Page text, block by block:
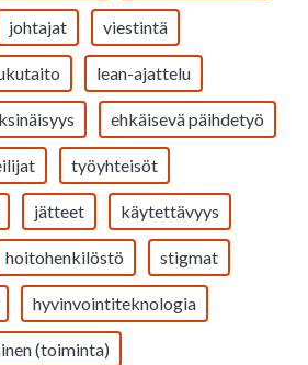
johtajat viestintä
lean-ajattelu
ehkäisevä päihdetyö
työyhteisöt
jätteet käytettävyys
hoitohenkilöstö stigmat
hyvinvointiteknologia
(toiminta)